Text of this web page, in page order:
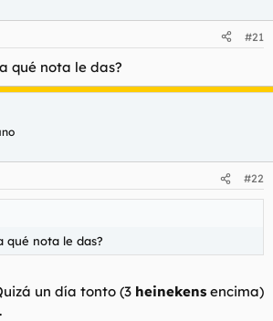
#21
qué nota le das?
#22
qué nota le das?
un día tonto (3 heinekens encima)